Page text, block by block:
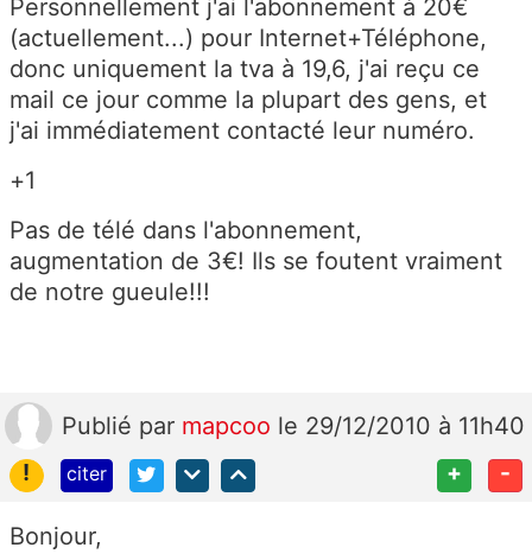
Personnellement j'ai l'abonnement à 20€
(actuellement...) pour Internet+Téléphone,
donc uniquement la tva à 19,6, j'ai reçu ce
mail ce jour comme la plupart des gens, et
j'ai immédiatement contacté leur numéro.
+1
Pas de télé dans l'abonnement,
augmentation de 3€! Ils se foutent vraiment
de notre gueule!!!
Publié par mapcoo le 29/12/2010 à 11h40
!
citer + -
Bonjour,